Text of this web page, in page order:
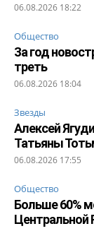
06.08.2026 18:22
Общество
За год
треть
06.08.2026 18:04
Звезды
Алексей
Татьяны
06.08.2026 17:55
Общество
Больше 60%
Центральной